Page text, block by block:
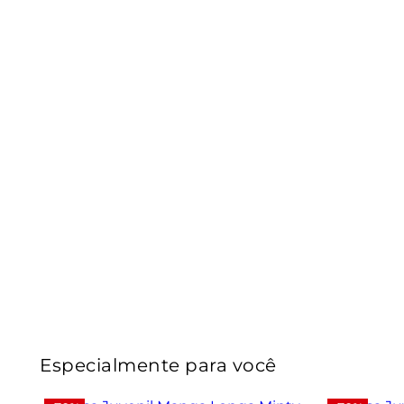
Especialmente para você